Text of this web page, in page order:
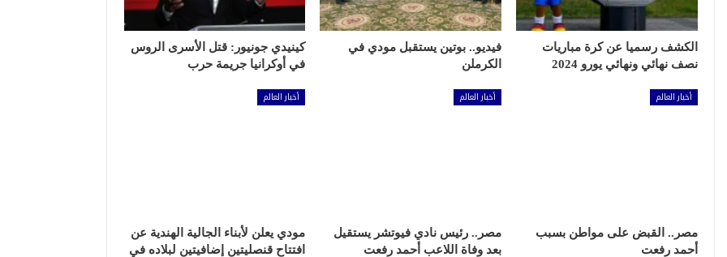
الكشف رسميا عن كرة مباريات
نصف نهائي ونهائي يورو 2024
فيديو.. بوتين يستقبل مودي في
الكرملن
كينيدي جونيور: قتل الأسرى الروس
في أوكرانيا جريمة حرب
أخبار العالم
مصر.. القبض على مواطن بسبب
أحمد رفعت
أخبار العالم
مصر.. رئيس نادي فيوتشر يستقيل
بعد وفاة اللاعب أحمد رفعت
أخبار العالم
مودي يعلن لأبناء الجالية الهندية عن
افتتاح قنصليتين إضافيتين لبلاده في